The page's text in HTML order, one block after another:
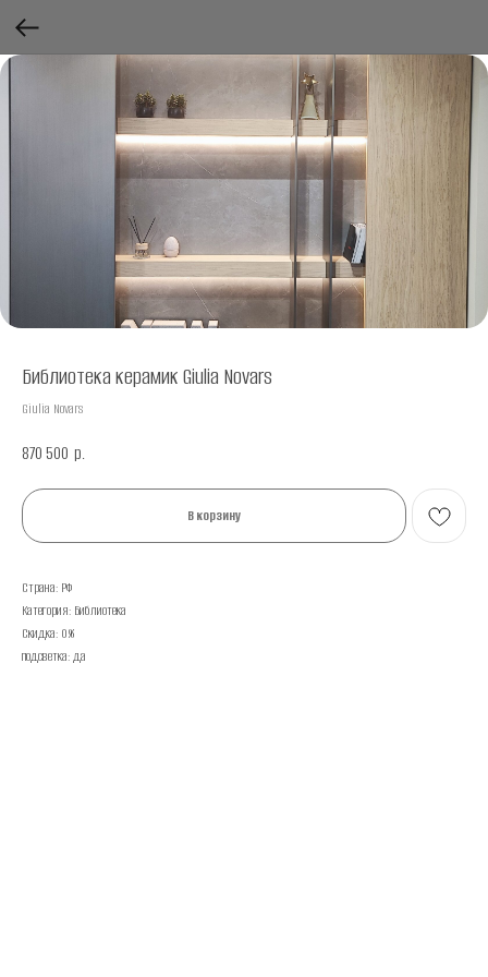
Библиотека керамик Giulia Novars
Giulia Novars
870 500 р.
В корзину
Страна: РФ
Категория: Библиотека
Скидка: 0%
подсветка: да